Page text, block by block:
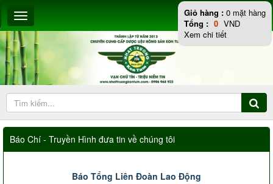
Báo Chí - Truyền Hình đưa tin về chúng tôi
Báo Tổng Liên Đoàn Lao Động
Giỏ hàng : 0 mặt hàng
Tổng : 0 VND
Xem chi tiết